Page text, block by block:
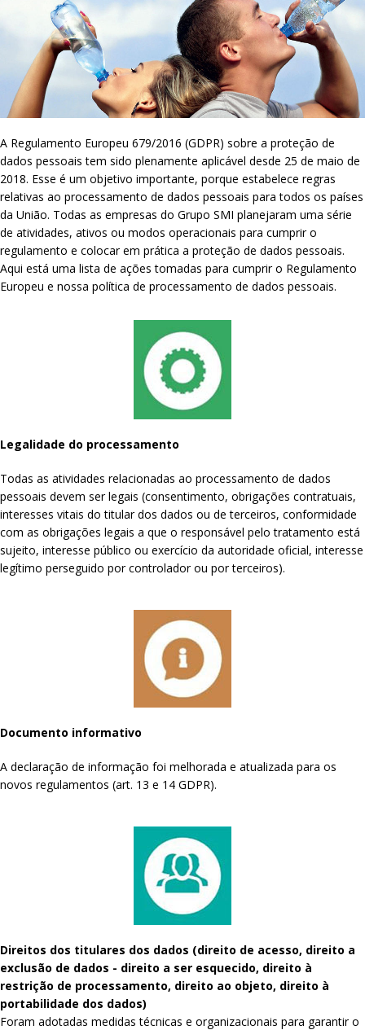
A Regulamento Europeu 679/2016 (GDPR) sobre a proteção de
dados pessoais tem sido plenamente aplicável desde 25 de maio de
2018. Esse é um objetivo importante, porque estabelece regras
relativas ao processamento de dados pessoais para todos os países
da União. Todas as empresas do Grupo SMI planejaram uma série
de atividades, ativos ou modos operacionais para cumprir o
regulamento e colocar em prática a proteção de dados pessoais.
Aqui está uma lista de ações tomadas para cumprir o Regulamento
Europeu e nossa política de processamento de dados pessoais.
Legalidade do processamento
Todas as atividades relacionadas ao processamento de dados
pessoais devem ser legais (consentimento, obrigações contratuais,
interesses vitais do titular dos dados ou de terceiros, conformidade
com as obrigações legais a que o responsável pelo tratamento está
sujeito, interesse público ou exercício da autoridade oficial, interesse
legítimo perseguido por controlador ou por terceiros).
Documento informativo
A declaração de informação foi melhorada e atualizada para os
novos regulamentos (art. 13 e 14 GDPR).
Direitos dos titulares dos dados (direito de acesso, direito a
exclusão de dados - direito a ser esquecido, direito à
restrição de processamento, direito ao objeto, direito à
portabilidade dos dados)
Foram adotadas medidas técnicas e organizacionais para garantir o